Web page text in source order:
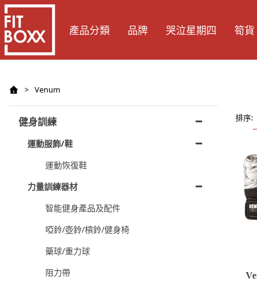
產品分類 品牌 哭泣星期四 筍
> Venum
健身訓練
運動服飾/鞋
運動恢復鞋
力量訓練器材
智能健身產品及配件
啞鈴/壺鈴/槓鈴/健身椅
藥球/重力球
阻力帶
排序: